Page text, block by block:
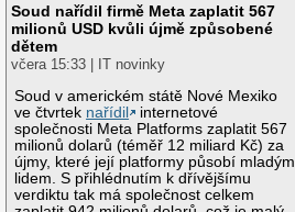
Soud nařídil firmě Meta zaplatit 567
milionů USD kvůli újmě způsobené
dětem
včera 15:33 | IT novinky
Soud v americkém státě Nové Mexiko
ve čtvrtek nařídil
internetové
společnosti Meta Platforms zaplatit 567
milionů dolarů (téměř 12 miliard Kč) za
újmy, které její platformy působí mladým
lidem. S přihlédnutím k dřívějšímu
verdiktu tak má společnost celkem